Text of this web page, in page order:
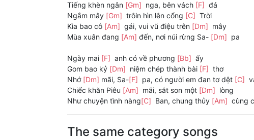
Tiếng khèn ngân [Gm] nga, bên vách [F] đá
Ngắm mây [Gm] trôin hìn lên cổng [C] Trời
Kìa bao cô [Am] gái, vui vũ điệu trên [Dm] mây
Mùa xuân đang [Am] đến, nơi núi rừng Sa- [Dm] pa
Ngày mai [F] anh có về phương [Bb] ấy
Gom bao kỷ [Dm] niệm chép thành bài [F] thơ
Nhớ [Dm] mãi, Sa-[F] pa, có người em đan tơ dệt [C]
Chiếc khăn Piêu [Am] mãi, sắt son một [Dm] lòng
Như chuyện tình nàng[C] Ban, chung thủy [Am] cùng
The same category songs